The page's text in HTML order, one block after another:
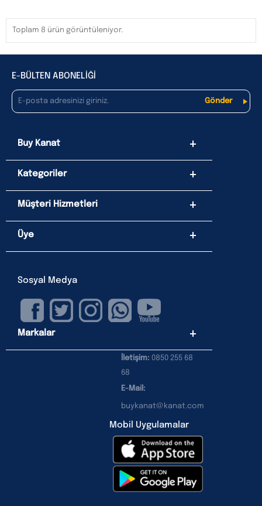
Toplam 8 ürün görüntüleniyor.
E-BÜLTEN ABONELİĞİ
Buy Kanat
Kategoriler
Müşteri Hizmetleri
Üye
Sosyal Medya
Markalar
İletişim: 0850 255 68
68
E-Mail:
buykanat@kanat.com
Mobil Uygulamalar